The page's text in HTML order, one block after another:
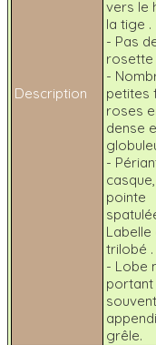
Description
vers le
la tige .
- Pas
rosette
-
petites
roses
dense
-
pointe
Labelle
trilobé .
- Lobe
portant
grêle.